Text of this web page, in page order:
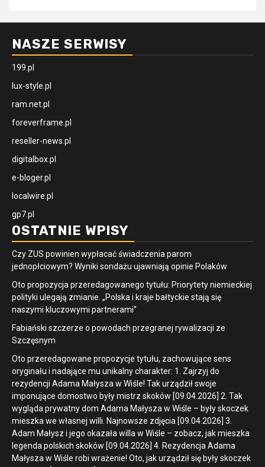
NASZE SERWISY
199.pl
lux-style.pl
ram.net.pl
foreverframe.pl
reseller-news.pl
digitalbox.pl
e-bloger.pl
localwire.pl
gp7.pl
OSTATNIE WPISY
Czy ZUS powinien wypłacać świadczenia parom
jednopłciowym? Wyniki sondażu ujawniają opinie Polaków
Oto propozycja przeredagowanego tytułu: Priorytety niemieckiej
polityki ulegają zmianie. „Polska i kraje bałtyckie stają się
naszymi kluczowymi partnerami”
Fabiański szczerze o powodach przegranej rywalizacji ze
Szczęsnym
Oto przeredagowane propozycje tytułu, zachowujące sens
oryginału i nadające mu unikalny charakter: 1. Zajrzyj do
rezydencji Adama Małysza w Wiśle! Tak urządził swoje
imponujące domostwo były mistrz skoków [09.04.2026] 2. Tak
wygląda prywatny dom Adama Małysza w Wiśle – były skoczek
mieszka we własnej willi. Najnowsze zdjęcia [09.04.2026] 3.
Adam Małysz i jego okazała willa w Wiśle – zobacz, jak mieszka
legenda polskich skoków [09.04.2026] 4. Rezydencja Adama
Małysza w Wiśle robi wrażenie! Oto, jak urządził się były skoczek